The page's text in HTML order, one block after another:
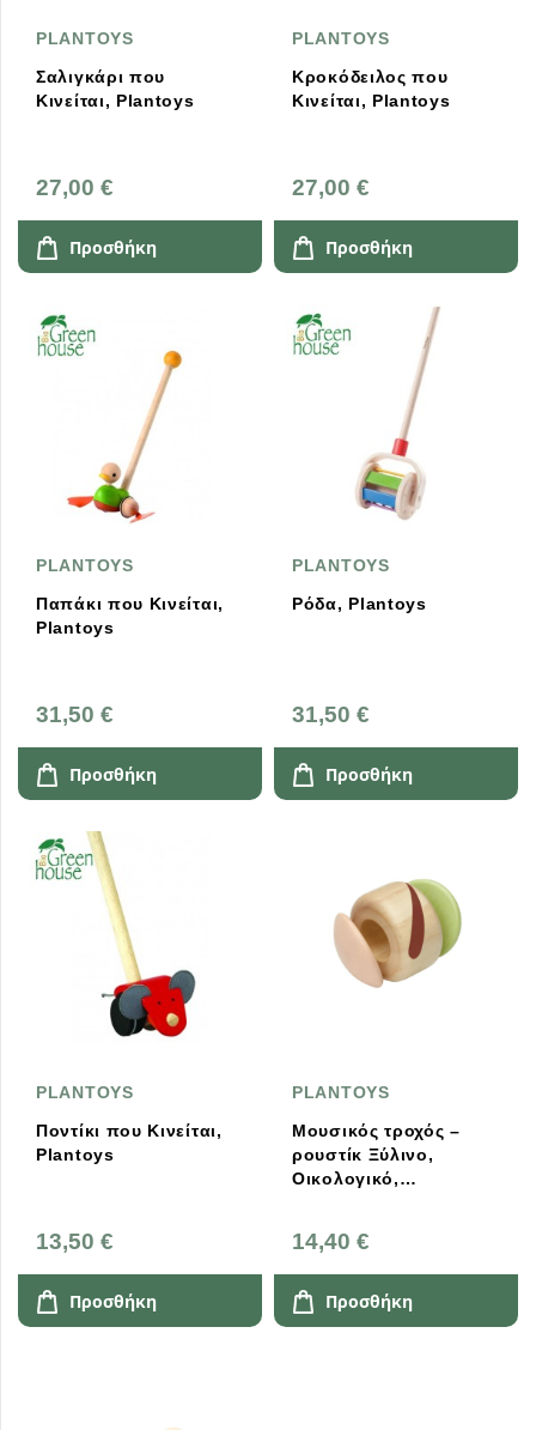
PLANTOYS
Σαλιγκάρι που
Κινείται, Plantoys
27,00 €
Προσθήκη
PLANTOYS
Κροκόδειλος που
Κινείται, Plantoys
27,00 €
Προσθήκη
PLANTOYS
Παπάκι που Κινείται,
Plantoys
31,50 €
Προσθήκη
PLANTOYS
Ρόδα, Plantoys
31,50 €
Προσθήκη
PLANTOYS
Ποντίκι που Κινείται,
Plantoys
13,50 €
Προσθήκη
PLANTOYS
Μουσικός τροχός –
ρουστίκ Ξύλινο,
Οικολογικό,
14,40 €
Προσθήκη